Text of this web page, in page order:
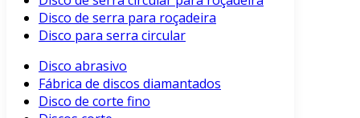
Disco de serra para roçadeira
Disco para serra circular
Disco abrasivo
Fábrica de discos diamantados
Disco de corte fino